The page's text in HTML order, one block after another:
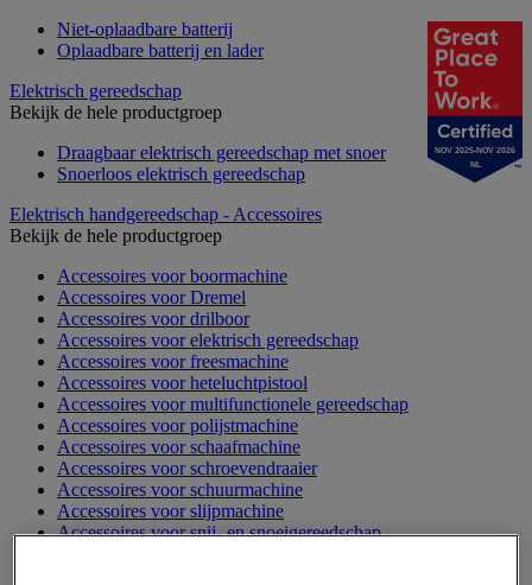
Niet-oplaadbare batterij
Oplaadbare batterij en lader
Elektrisch gereedschap
Bekijk de hele productgroep
Draagbaar elektrisch gereedschap met snoer
Snoerloos elektrisch gereedschap
Elektrisch handgereedschap - Accessoires
Bekijk de hele productgroep
Accessoires voor boormachine
Accessoires voor Dremel
Accessoires voor drilboor
Accessoires voor elektrisch gereedschap
Accessoires voor freesmachine
Accessoires voor heteluchtpistool
Accessoires voor multifunctionele gereedschap
Accessoires voor polijstmachine
Accessoires voor schaafmachine
Accessoires voor schroevendraaier
Accessoires voor schuurmachine
Accessoires voor slijpmachine
Accessoires voor snij- en snoeigereedschap
NOV 2025-NOV 2026
NL